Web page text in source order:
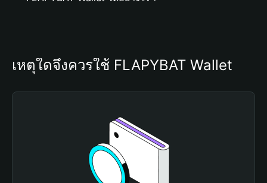
เหตุใดจึงควรใช้ FLAPYBAT Wallet